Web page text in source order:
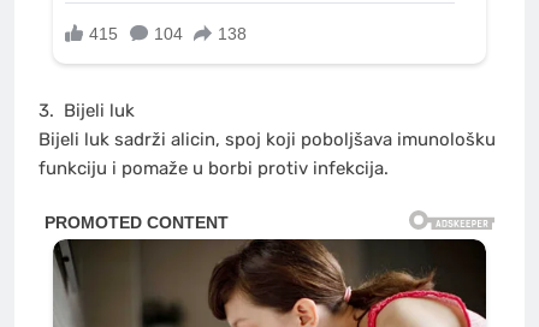
3. Bijeli luk
Bijeli luk sadrži alicin, spoj koji poboljšava imunološku
funkciju i pomaže u borbi protiv infekcija.